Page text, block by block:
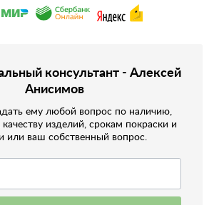
консультант - Алексей
Анисимов
ему любой вопрос по наличию,
изделий, срокам покраски и
или ваш собственный вопрос.